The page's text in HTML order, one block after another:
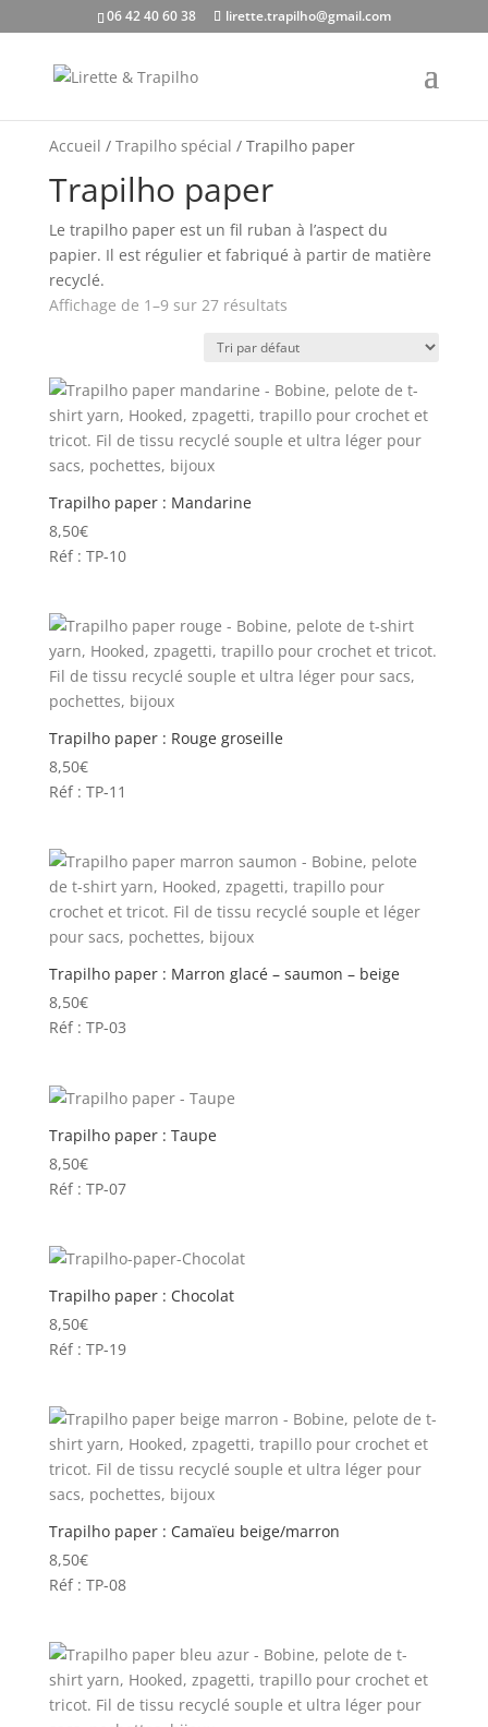
06 42 40 60 38 lirette.trapilho@gmail.com
Accueil / Trapilho spécial / Trapilho paper
Trapilho paper
Le trapilho paper est un fil ruban à l’aspect du
papier. Il est régulier et fabriqué à partir de matière
recyclé.
Affichage de 1–9 sur 27 résultats
Trapilho paper : Mandarine
8,50€
Réf : TP-10
Trapilho paper : Rouge groseille
8,50€
Réf : TP-11
Trapilho paper : Marron glacé – saumon – beige
8,50€
Réf : TP-03
Trapilho paper : Taupe
8,50€
Réf : TP-07
Trapilho paper : Chocolat
8,50€
Réf : TP-19
Trapilho paper : Camaïeu beige/marron
8,50€
Réf : TP-08